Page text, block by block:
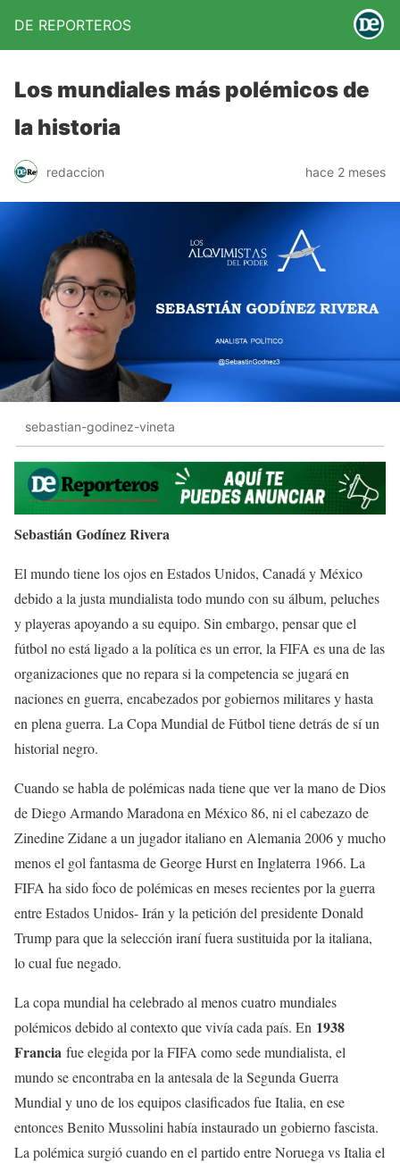
DE REPORTEROS
Los mundiales más polémicos de
la historia
redaccion hace 2 meses
sebastian-godinez-vineta
Sebastián Godínez Rivera
El mundo tiene los ojos en Estados Unidos, Canadá y México
debido a la justa mundialista todo mundo con su álbum, peluches
y playeras apoyando a su equipo. Sin embargo, pensar que el
fútbol no está ligado a la política es un error, la FIFA es una de las
organizaciones que no repara si la competencia se jugará en
naciones en guerra, encabezados por gobiernos militares y hasta
en plena guerra. La Copa Mundial de Fútbol tiene detrás de sí un
historial negro.
Cuando se habla de polémicas nada tiene que ver la mano de Dios
de Diego Armando Maradona en México 86, ni el cabezazo de
Zinedine Zidane a un jugador italiano en Alemania 2006 y mucho
menos el gol fantasma de George Hurst en Inglaterra 1966. La
FIFA ha sido foco de polémicas en meses recientes por la guerra
entre Estados Unidos- Irán y la petición del presidente Donald
Trump para que la selección iraní fuera sustituida por la italiana,
lo cual fue negado.
La copa mundial ha celebrado al menos cuatro mundiales
polémicos debido al contexto que vivía cada país. En 1938
Francia fue elegida por la FIFA como sede mundialista, el
mundo se encontraba en la antesala de la Segunda Guerra
Mundial y uno de los equipos clasificados fue Italia, en ese
entonces Benito Mussolini había instaurado un gobierno fascista.
La polémica surgió cuando en el partido entre Noruega vs Italia el